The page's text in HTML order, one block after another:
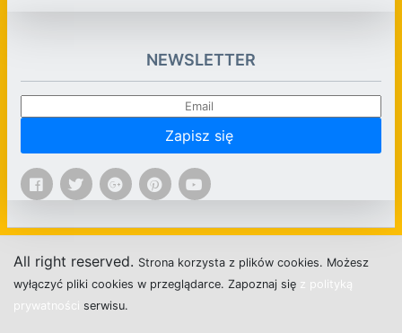
NEWSLETTER
Zapisz się
All right reserved. Strona korzysta z plików cookies. Możesz
wyłączyć pliki cookies w przeglądarce. Zapoznaj się z polityką
prywatności serwisu.